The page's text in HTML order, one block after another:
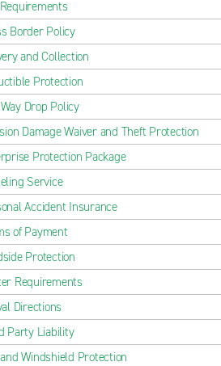
Border Policy
and Collection
Protection
Drop Policy
Damage Waiver and Theft Protection
Protection Package
Service
Accident Insurance
of Payment
Protection
Requirements
Directions
Party Liability
Windshield Protection